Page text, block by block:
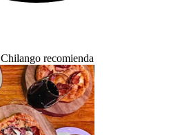
Chilango recomienda